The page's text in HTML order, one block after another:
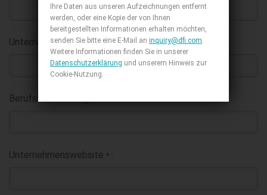
Unternehmen*:
Berufsbezeichnung:
Unternehmenswebsite * :
Ihre Daten aus unseren Aufzeichnungen entfernt
werden, oder eine Kopie der von Ihnen
bereitgestellten Informationen erhalten möchten,
senden Sie bitte eine E-Mail an inquiry@dfi.com
Weitere Informationen finden Sie in unserer
Datenschutzerklärung und unserem Hinweis zur
Cookie-Nutzung.